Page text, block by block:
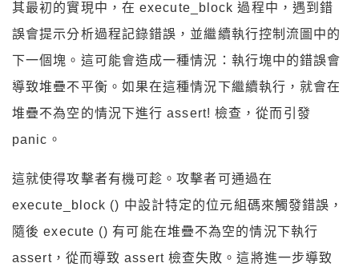
其最初的實現中，在 execute_block 過程中，遇到錯
誤會提示分析過程記錄錯誤，並繼續執行控制流圖中的
下一個塊。這可能會造成一種情況：執行塊中的錯誤會
導致堆疊不平衡。如果在這種情況下繼續執行，就會在
堆疊不為空的情況下進行 assert! 檢查，從而引發
panic。
這就使得攻擊者有機可趁。攻擊者可通過在
execute_block () 中設計特定的位元組碼來觸發錯誤，
隨後 execute () 有可能在堆疊不為空的情況下執行
assert，從而導致 assert 檢查失敗。這將進一步導致